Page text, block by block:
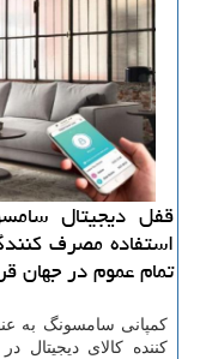
قفل دیجیتال
استفاده مصرف
تمام عموم در جهان
کمپانی سامسونگ به